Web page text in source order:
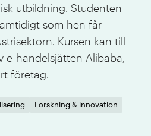
utbildning. Studenten
som hen får
Kursen kan till
e-handelsjätten Alibaba,
företag.
Forskning & innovation